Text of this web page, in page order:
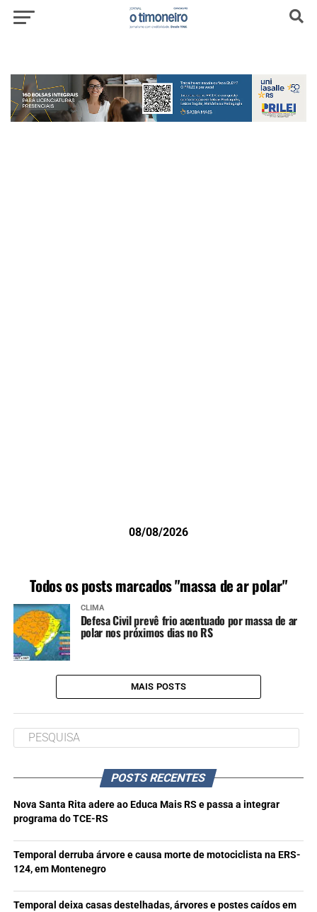
08/08/2026
Todos os posts marcados "massa de ar polar"
CLIMA
Defesa Civil prevê frio acentuado por massa de ar
polar nos próximos dias no RS
MAIS POSTS
POSTS RECENTES
Nova Santa Rita adere ao Educa Mais RS e passa a integrar
programa do TCE-RS
Temporal derruba árvore e causa morte de motociclista na ERS-
124, em Montenegro
Temporal deixa casas destelhadas, árvores e postes caídos em